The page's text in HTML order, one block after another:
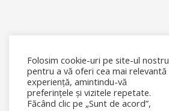
Folosim cookie-uri pe site-ul nostru
pentru a vă oferi cea mai relevantă
experiență, amintindu-vă
preferințele și vizitele repetate.
Făcând clic pe „Sunt de acord”,